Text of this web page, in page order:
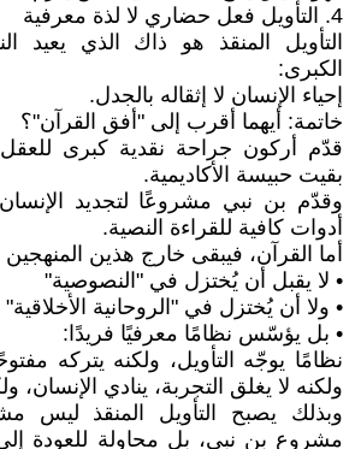
4. التأويل فعل حضاري لا لذة معرفية
التأويل المنقذ هو ذاك الذي يعيد
الكبرى:
إحياء الإنسان لا إثقاله بالجدل.
خاتمة: أيهما أقرب إلى "أفق القرآن"؟
قدّم أركون جراحة نقدية كبرى للعقل
بقيت حبيسة الأكاديمية.
وقدّم بن نبي مشروعًا لتجديد
أدوات كافية للقراءة النصية.
أما القرآن، فيبقى خارج هذين المنهجين
• لا يقبل أن يُختزل في "النصوصية"
• ولا أن يُختزل في "الروحانية الأخلاقية"
• بل يؤسّس نظامًا معرفيًا فريدًا:
نظامًا يوجّه التأويل، ولكنه يتركه
ولكنه لا يغلق التجربة، ينادي الإنسان،
وبذلك يصبح التأويل المنقذ ليس
مشروع بن نبي، بل محاولة للعودة